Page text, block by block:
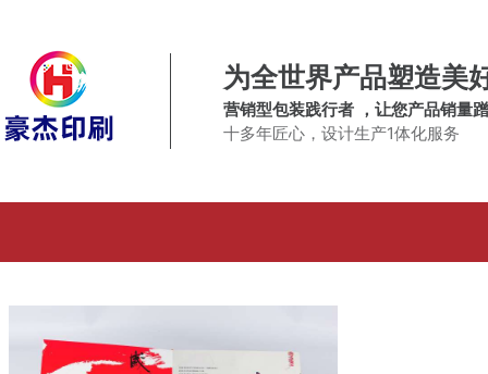
为全世界产品塑造美
营销型包装践行者 ，让您产品销量
十多年匠心，设计生产1体化服务